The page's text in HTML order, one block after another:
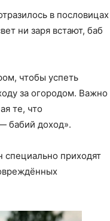
в пословицах
ни заря встают, баб
чтобы успеть
за огородом. Важно
те, что
бабий доход».
специально приходят